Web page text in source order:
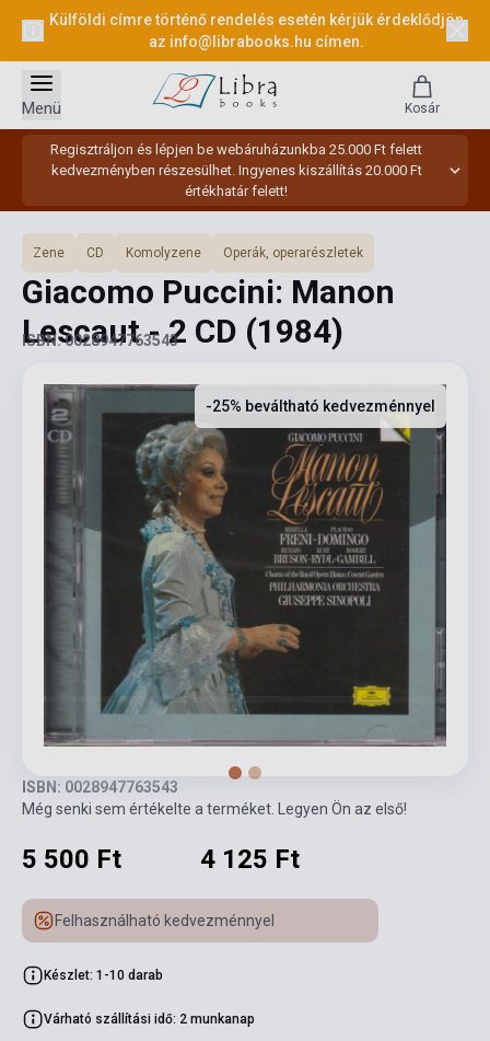
Külföldi címre történő rendelés esetén kérjük érdeklődjön
az info@librabooks.hu címen.
Regisztráljon és lépjen be webáruházunkba 25.000 Ft felett
kedvezményben részesülhet. Ingyenes kiszállítás 20.000 Ft
értékhatár felett!
Menü Kosár
Zene CD Komolyzene Operák, operarészletek
Giacomo Puccini: Manon
Lescaut - 2 CD (1984)
ISBN: 0028947763543
-25% beváltható kedvezménnyel
ISBN: 0028947763543
Még senki sem értékelte a terméket. Legyen Ön az első!
5 500 Ft 4 125 Ft
Felhasználható kedvezménnyel
Készlet: 1-10 darab
Várható szállítási idő: 2 munkanap